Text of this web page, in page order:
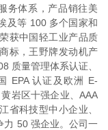
务体系，产品销往美
及等 100 多个国家和
获中国轻工业产品质
标，王野牌发动机产
质量管理体系认证、
EPA 认证及欧洲 E-
岩区十强企业、AAA
省科技型中小企业、
力 50 强企业。公司一